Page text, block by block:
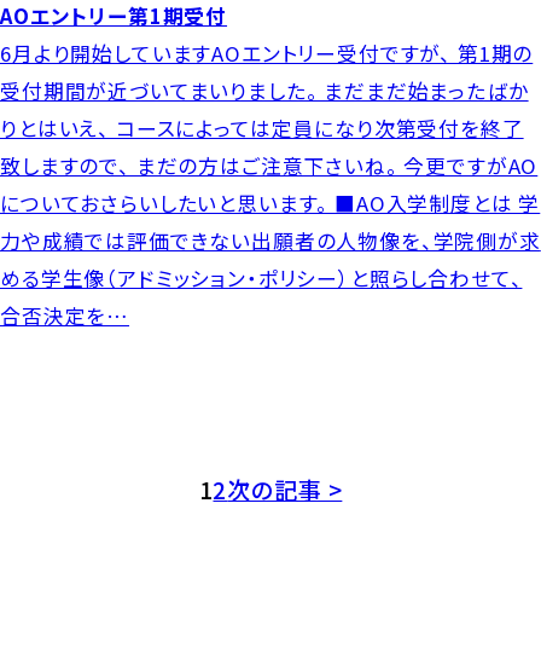
AOエントリー第1期受付
6月より開始していますAOエントリー受付ですが、 第1期の
受付期間が近づいてまいりました。 まだまだ始まったばか
りとはいえ、 コースによっては定員になり次第受付を終了
致しますので、 まだの方はご注意下さいね。 今更ですがAO
についておさらいしたいと思います。 ■AO入学制度とは 学
力や成績では評価できない出願者の人物像を、学院側が求
める学生像（アドミッション・ポリシー）と照らし合わせて、
合否決定を…
12次の記事 >